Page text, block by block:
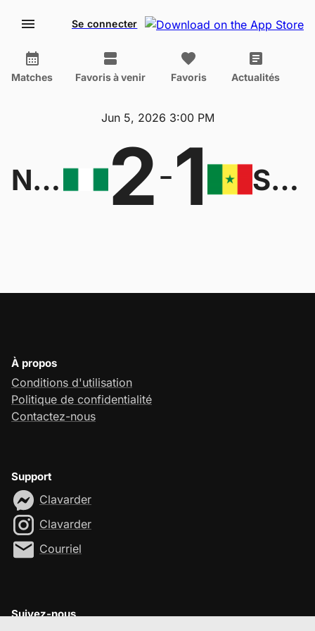
Se connecter
Matches Favoris à venir Favoris Actualités
Jun 5, 2026 3:00 PM
Nigeria W 2-1 Senegal W
À propos
Conditions d'utilisation
Politique de confidentialité
Contactez-nous
Support
Clavarder
Clavarder
Courriel
Suivez-nous